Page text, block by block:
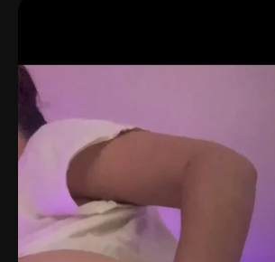
хореографом, но доходы не
амбиций. Так она и решила
блоггинга. Её экзотические танцы
миллиона преданных фанатов, а
фотосессии и танцы у памятников ВОВ
интереса к Тасе. Она не стесняется
свои формы на фотографиях, несмотря
давно состоит в отношениях со своим